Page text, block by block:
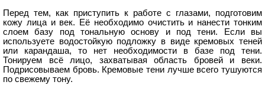
Перед тем, как приступить к работе с глазами, подготовим
кожу лица и век. Её необходимо очистить и нанести тонким
слоем базу под тональную основу и под тени. Если вы
используете водостойкую подложку в виде кремовых теней
или карандаша, то нет необходимости в базе под тени.
Тонируем всё лицо, захватывая область бровей и веки.
Подрисовываем бровь. Кремовые тени лучше всего тушуются
по свежему тону.